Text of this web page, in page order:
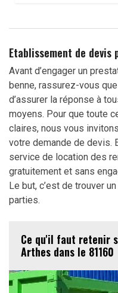
Etablissement de devis
Avant d’engager un
benne, rassurez-vous
d’assurer la réponse à
moyens. Pour que toute
claires, nous vous
votre demande de devis.
service de location des
gratuitement et sans
Le but, c’est de trouver
parties.
Ce qu'il faut retenir
Arthes dans le 81160